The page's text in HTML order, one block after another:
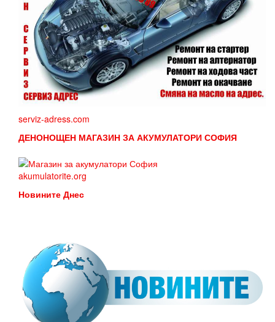
serviz-adress.com
ДЕНОНОЩЕН МАГАЗИН ЗА АКУМУЛАТОРИ СОФИЯ
akumulatorite.org
Новините Днес